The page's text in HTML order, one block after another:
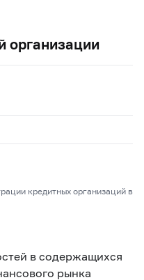
организации
кредитных организаций в
в содержащихся
рынка